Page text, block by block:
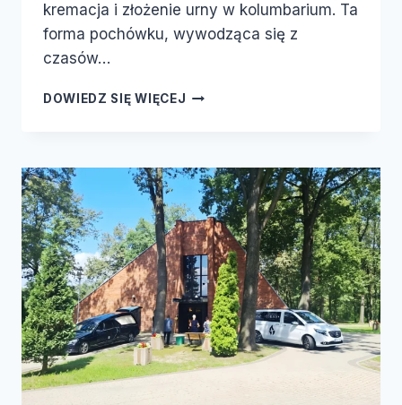
kremacja i złożenie urny w kolumbarium. Ta
forma pochówku, wywodząca się z
czasów…
DOWIEDZ SIĘ WIĘCEJ